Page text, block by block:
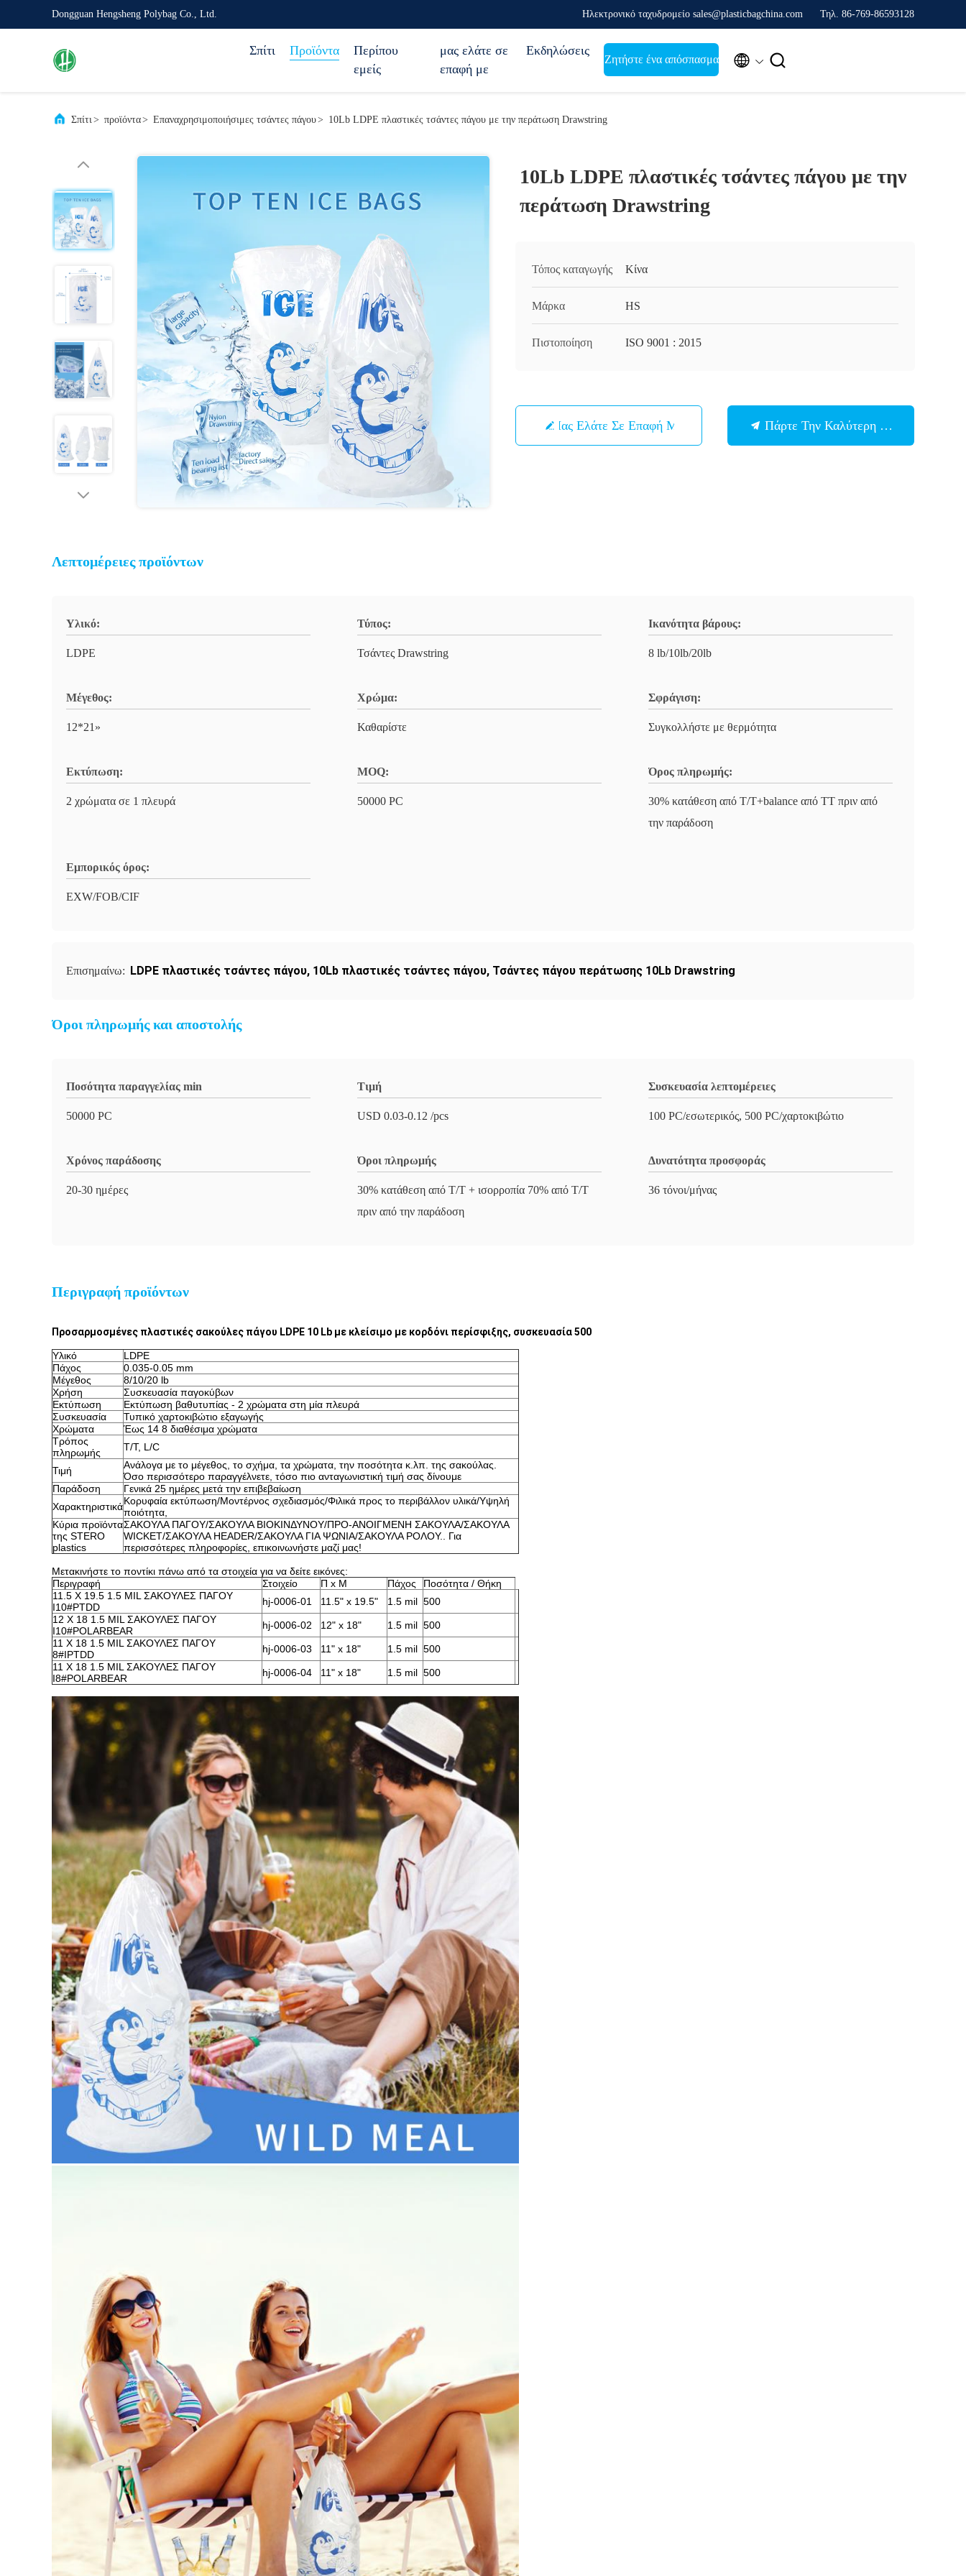
Dongguan Hengsheng Polybag Co., Ltd. Ηλεκτρονικό ταχυδρομείο sales@plasticbagchina.com Τηλ. 86-769-86593128
Σπίτι Προϊόντα
Περίπου
εμείς
μας ελάτε σε
επαφή με
Εκδηλώσεις
Ζητήστε ένα απόσπασμα  
Σπίτι> προϊόντα> Επαναχρησιμοποιήσιμες τσάντες πάγου> 10Lb LDPE πλαστικές τσάντες πάγου με την περάτωση Drawstring
10Lb LDPE πλαστικές τσάντες πάγου με την
περάτωση Drawstring
Τόπος καταγωγής Κίνα
Μάρκα HS
Πιστοποίηση ISO 9001 : 2015
Μας Ελάτε Σε Επαφή Με Πάρτε Την Καλύτερη Τιμή
Λεπτομέρειες προϊόντων
Υλικό:
LDPE
Τύπος:
Τσάντες Drawstring
Ικανότητα βάρους:
8 lb/10lb/20lb
Μέγεθος:
12*21»
Χρώμα:
Καθαρίστε
Σφράγιση:
Συγκολλήστε με θερμότητα
Εκτύπωση:
2 χρώματα σε 1 πλευρά
MOQ:
50000 PC
Όρος πληρωμής:
30% κατάθεση από T/T+balance από TT πριν από
την παράδοση
Εμπορικός όρος:
EXW/FOB/CIF
Επισημαίνω: LDPE πλαστικές τσάντες πάγου, 10Lb πλαστικές τσάντες πάγου, Τσάντες πάγου περάτωσης 10Lb Drawstring
Όροι πληρωμής και αποστολής
Ποσότητα παραγγελίας min
50000 PC
Τιμή
USD 0.03-0.12 /pcs
Συσκευασία λεπτομέρειες
100 PC/εσωτερικός, 500 PC/χαρτοκιβώτιο
Χρόνος παράδοσης
20-30 ημέρες
Όροι πληρωμής
30% κατάθεση από T/T + ισορροπία 70% από T/T
πριν από την παράδοση
Δυνατότητα προσφοράς
36 τόνοι/μήνας
Περιγραφή προϊόντων
Προσαρμοσμένες πλαστικές σακούλες πάγου LDPE 10 Lb με κλείσιμο με κορδόνι περίσφιξης, συσκευασία 500
Υλικό
LDPE
Πάχος
0.035-0.05 mm
Μέγεθος
8/10/20 lb
Χρήση
Συσκευασία παγοκύβων
Εκτύπωση
Εκτύπωση βαθυτυπίας - 2 χρώματα στη μία πλευρά
Συσκευασία
Τυπικό χαρτοκιβώτιο εξαγωγής
Χρώματα
Έως 14 8 διαθέσιμα χρώματα
Τρόπος
πληρωμής
T/T, L/C
Τιμή
Ανάλογα με το μέγεθος, το σχήμα, τα χρώματα, την ποσότητα κ.λπ. της σακούλας.
Όσο περισσότερο παραγγέλνετε, τόσο πιο ανταγωνιστική τιμή σας δίνουμε
Παράδοση
Γενικά 25 ημέρες μετά την επιβεβαίωση
ΧαρακτηριστικάΚορυφαία εκτύπωση/Μοντέρνος σχεδιασμός/Φιλικά προς το περιβάλλον υλικά/Υψηλή
ποιότητα,
Κύρια προϊόντα
της STERO
plastics
ΣΑΚΟΥΛΑ ΠΑΓΟΥ/ΣΑΚΟΥΛΑ ΒΙΟΚΙΝΔΥΝΟΥ/ΠΡΟ-ΑΝΟΙΓΜΕΝΗ ΣΑΚΟΥΛΑ/ΣΑΚΟΥΛΑ
WICKET/ΣΑΚΟΥΛΑ HEADER/ΣΑΚΟΥΛΑ ΓΙΑ ΨΩΝΙΑ/ΣΑΚΟΥΛΑ ΡΟΛΟΥ.. Για
περισσότερες πληροφορίες, επικοινωνήστε μαζί μας!
Μετακινήστε το ποντίκι πάνω από τα στοιχεία για να δείτε εικόνες:
Περιγραφή
Στοιχείο Π x Μ Πάχος
Ποσότητα / Θήκη
11.5 X 19.5 1.5 MIL ΣΑΚΟΥΛΕΣ ΠΑΓΟΥ
I10#PTDD
hj-0006-01 11.5" x 19.5" 1.5 mil 500
12 X 18 1.5 MIL ΣΑΚΟΥΛΕΣ ΠΑΓΟΥ
I10#POLARBEAR
hj-0006-02 12" x 18" 1.5 mil 500
11 X 18 1.5 MIL ΣΑΚΟΥΛΕΣ ΠΑΓΟΥ
8#IPTDD
hj-0006-03 11" x 18" 1.5 mil 500
11 X 18 1.5 MIL ΣΑΚΟΥΛΕΣ ΠΑΓΟΥ
I8#POLARBEAR
hj-0006-04 11" x 18" 1.5 mil 500